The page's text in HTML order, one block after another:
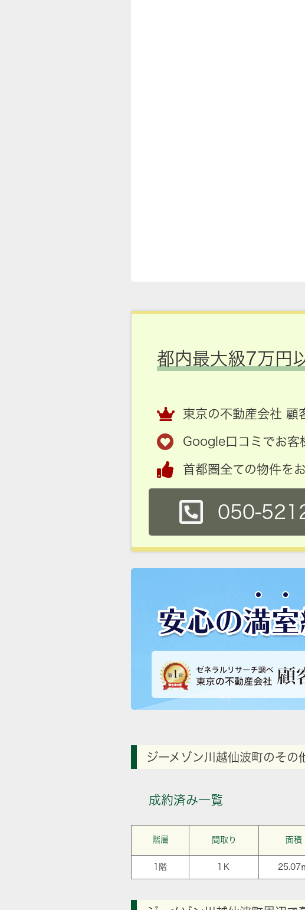
都内最大級7万円
東京の不動産会社 顧
Google口コミでお客
首都圏全ての物件を
050-
ジーメゾン川越仙波町のその
成約済み一覧
階層 間取り 面積
1階 1Ｋ 25.07